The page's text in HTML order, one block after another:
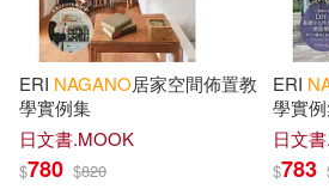
Trevor S.(1) Whitlow(1)
Yamori(1) Yoshiko(1)
ERI NAGANO居家空間佈置教
學實例集
日文書.MOOK
$780 $820
ERI
學實
日文
$783